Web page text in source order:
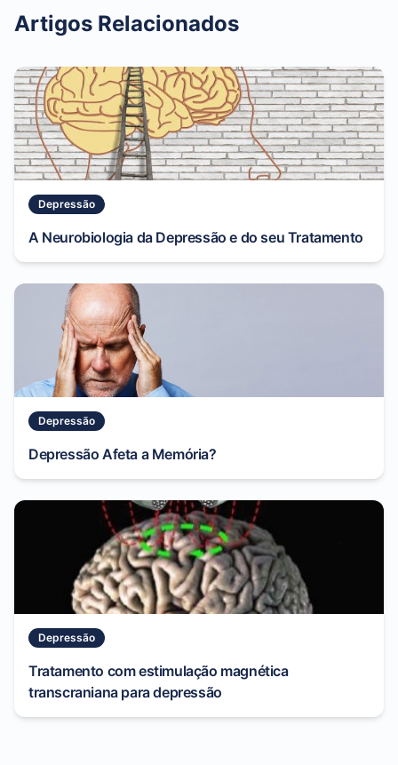
Artigos Relacionados
Depressão
A Neurobiologia da Depressão e do seu Tratamento
Depressão
Depressão Afeta a Memória?
Depressão
Tratamento com estimulação magnética
transcraniana para depressão